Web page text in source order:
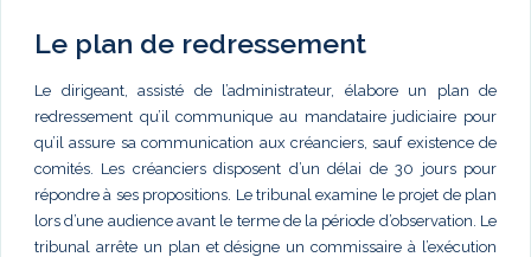
Le plan de redressement
Le dirigeant, assisté de l’administrateur, élabore un plan de
redressement qu’il communique au mandataire judiciaire pour
qu’il assure sa communication aux créanciers, sauf existence de
comités. Les créanciers disposent d’un délai de 30 jours pour
répondre à ses propositions. Le tribunal examine le projet de plan
lors d’une audience avant le terme de la période d’observation. Le
tribunal arrête un plan et désigne un commissaire à l’exécution